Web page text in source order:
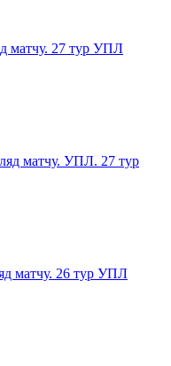
матчу. 27 тур УПЛ
матчу. УПЛ. 27 тур
матчу. 26 тур УПЛ